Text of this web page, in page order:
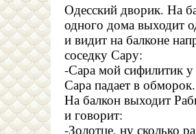
Одесский дворик. На
одного дома выходит
и видит на балконе
соседку Сару:
-Сара мой сифилитик у
Сара падает в обморок.
На балкон выходит
и говорит:
-Золотце, ну сколько